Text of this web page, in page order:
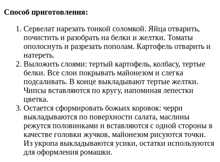
Способ приготовления:
Сервелат нарезать тонкой соломкой. Яйца отварить,
почистить и разобрать на белки и желтки. Томаты
ополоснуть и разрезать пополам. Картофель отварить и
натереть.
Выложить слоями: тертый картофель, колбасу, тертые
белки. Все слои покрывать майонезом и слегка
подсаливать. В конце выкладывают тертые желтки.
Чипсы вставляются по кругу, напоминая лепестки
цветка.
Остается сформировать божьих коровок: черри
выкладываются по поверхности салата, маслины
режутся половинками и вставляются с одной стороны в
качестве головки жучков, майонезом рисуются точки.
Из укропа выкладываются усики, остатки используются
для оформления ромашки.